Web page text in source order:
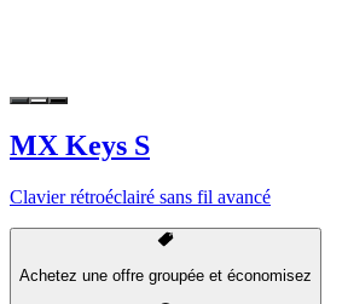
MX Keys S
Clavier rétroéclairé sans fil avancé
Achetez une offre groupée et économisez